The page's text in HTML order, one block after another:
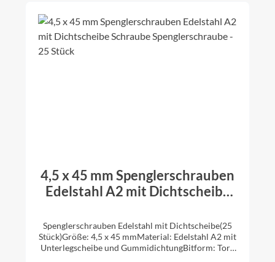
4,5 x 45 mm Spenglerschrauben
Edelstahl A2 mit Dichtscheibe
Stück
Spenglerschrauben Edelstahl mit Dichtscheibe(25
Stück)Größe: 4,5 x 45 mmMaterial: Edelstahl A2 mit
Unterlegscheibe und GummidichtungBitform: Torx